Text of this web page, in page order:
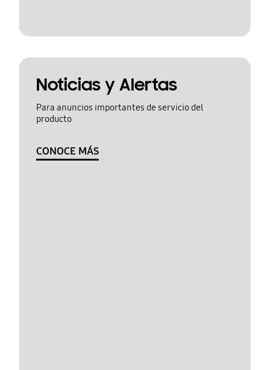
Noticias y Alertas
Para anuncios importantes de servicio del
producto
CONOCE MÁS